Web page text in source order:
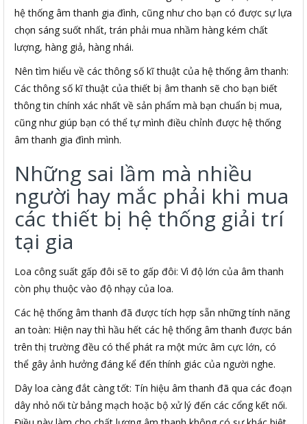
hệ thống âm thanh gia đình, cũng như cho bạn có được sự lựa
chọn sáng suốt nhất, trán phải mua nhầm hàng kém chất
lượng, hàng giả, hàng nhái.
Nên tìm hiểu về các thông số kĩ thuật của hệ thống âm thanh:
Các thông số kĩ thuật của thiết bị âm thanh sẽ cho bạn biết
thông tin chính xác nhất về sản phẩm mà bạn chuẩn bị mua,
cũng như giúp bạn có thể tự mình điều chỉnh được hệ thống
âm thanh gia đình mình.
Những sai lầm mà nhiều
người hay mắc phải khi mua
các thiết bị hệ thống giải trí
tại gia
Loa công suất gấp đôi sẽ to gấp đôi: Vì độ lớn của âm thanh
còn phụ thuộc vào độ nhạy của loa.
Các hệ thống âm thanh đã được tích hợp sẵn những tính năng
an toàn: Hiện nay thì hầu hết các hệ thống âm thanh được bán
trên thị trường đều có thể phát ra một mức âm cực lớn, có
thể gây ảnh hưởng đáng kể đến thính giác của người nghe.
Dây loa càng đắt càng tốt: Tín hiệu âm thanh đã qua các đoạn
dây nhỏ nối từ bảng mạch hoặc bộ xử lý đến các cổng kết nối.